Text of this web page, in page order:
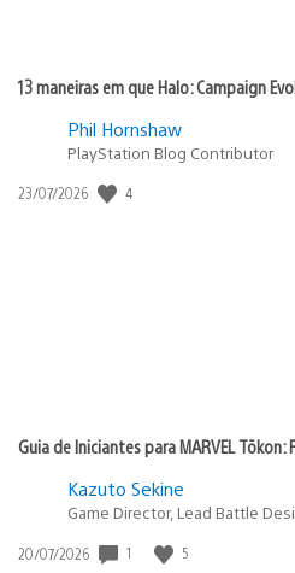
13 maneiras em que Halo: Campaign
Phil Hornshaw
PlayStation Blog Contributor
Data
23/07/2026 4
Guia de Iniciantes para MARVEL Tōkon:
Kazuto Sekine
Game Director, Lead Battle
Data
20/07/2026 1 5